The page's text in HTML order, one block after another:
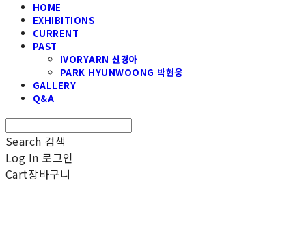
HOME
EXHIBITIONS
CURRENT
PAST
IVORYARN 신경아
PARK HYUNWOONG 박현웅
GALLERY
Q&A
Search 검색
Log In 로그인
Cart장바구니